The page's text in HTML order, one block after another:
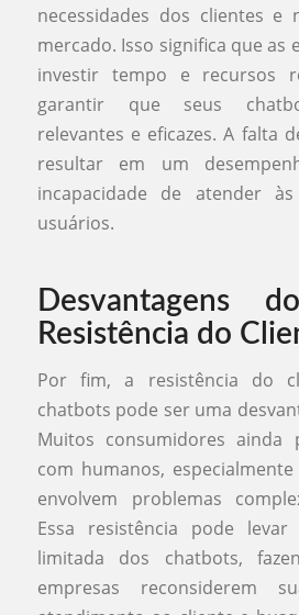
necessidades dos clientes e
mercado. Isso significa que as
investir tempo e recursos
garantir que seus
relevantes e eficazes. A falta
resultar em um
incapacidade de atender
usuários.
Desvantagens
Resistência do
Por fim, a resistência do
chatbots pode ser uma
Muitos consumidores ainda
com humanos,
envolvem problemas
Essa resistência pode
limitada dos chatbots,
empresas reconsiderem